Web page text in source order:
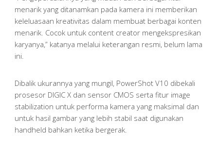
menarik yang ditanamkan pada kamera ini memberikan
keleluasaan kreativitas dalam membuat berbagai konten
menarik. Cocok untuk content creator mengekspresikan
karyanya,” katanya melalui keterangan resmi, belum lama
ini.
Dibalik ukurannya yang mungil, PowerShot V10 dibekali
prosesor DIGIC X dan sensor CMOS serta fitur image
stabilization untuk performa kamera yang maksimal dan
untuk hasil gambar yang lebih stabil saat digunakan
handheld bahkan ketika bergerak.